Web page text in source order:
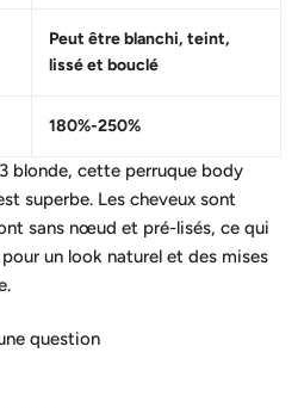
Peut être blanchi, teint,
lissé et bouclé
180%-250%
blonde, cette perruque body
superbe. Les cheveux sont
sans nœud et pré-lisés, ce qui
un look naturel et des mises
question